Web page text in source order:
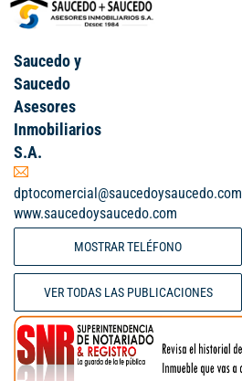
Saucedo y
Saucedo
Asesores
Inmobiliarios
S.A.
dptocomercial@saucedoysaucedo.com
www.saucedoysaucedo.com
MOSTRAR TELÉFONO
VER TODAS LAS PUBLICACIONES